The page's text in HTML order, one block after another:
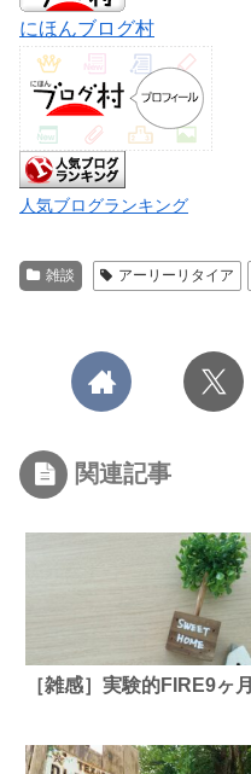
にほんブログ村
人気ブログランキング
雑談 アーリーリタイア
関連記事
［雑感］実験的FIRE9ヶ月